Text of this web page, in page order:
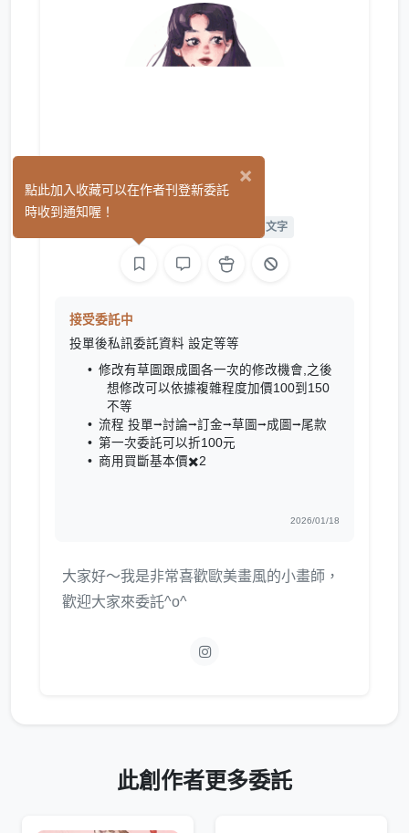
凡 (0)
文字
接受委託中
投單後私訊委託資料 設定等等
修改有草圖跟成圖各一次的修改機會,之後
想修改可以依據複雜程度加價100到150
不等
流程 投單⭢討論⭢訂金⭢草圖⭢成圖⭢尾款
第一次委託可以折100元
商用買斷基本價✖️2
2026/01/18
大家好～我是非常喜歡歐美畫風的小畫師，
歡迎大家來委託^o^
此創作者更多委託
×
點此加入收藏可以在作者刊登新委託
時收到通知喔！